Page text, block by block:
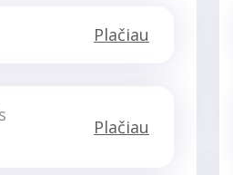
Plačiau
Plačiau